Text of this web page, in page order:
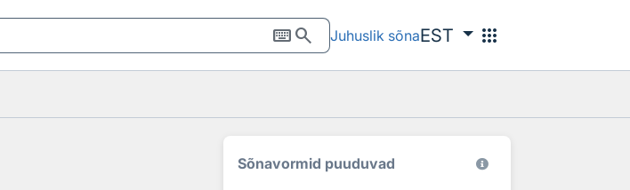
keyboardsearch Juhuslik sõnaEST apps
Sõnavormid puuduvad